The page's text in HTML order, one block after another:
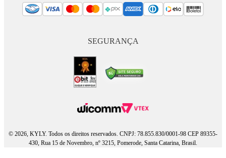
SEGURANÇA
© 2026, KYLY. Todos os direitos reservados. CNPJ: 78.855.830/0001-98 CEP 89355-
430, Rua 15 de Novembro, nº 3215, Pomerode, Santa Catarina, Brasil.